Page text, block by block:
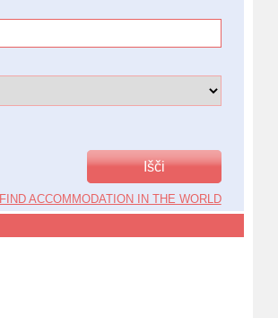
FIND ACCOMMODATION IN THE WORLD